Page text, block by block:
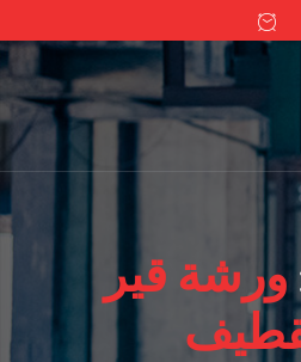
ورشة قير